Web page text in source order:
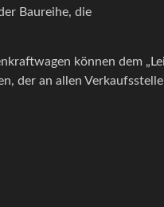
Baureihe, die
können dem
der an allen